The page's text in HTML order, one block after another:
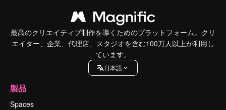
最高のクリエイティブ制作を導くためのプラットフォーム。クリ
エイター、企業、代理店、スタジオを含む100万人以上が利用し
ています。
日本語
製品
Spaces